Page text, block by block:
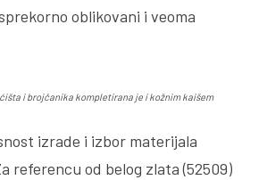
oblikovani i veoma
i brojčanika kompletirana je i kožnim kaišem
izrade i izbor materijala
referencu od belog zlata (52509)